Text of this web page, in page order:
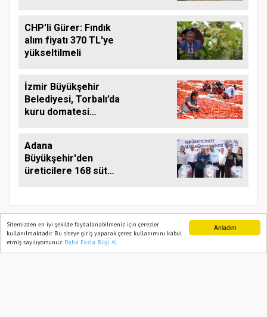
Anladım
Sitemizden en iyi şekilde faydalanabilmeniz için çerezler
kullanılmaktadır. Bu siteye giriş yaparak çerez kullanımını kabul
etmiş sayılıyorsunuz. Daha Fazla Bilgi Al
CHP'li Gürer: Fındık
alım fiyatı 370 TL'ye
yükseltilmeli
İzmir Büyükşehir
Belediyesi, Torbalı’da
kuru domatesi
Adana
Büyükşehir'den
üreticilere 168 süt
TARIM PUSULASI
Ana Sayfa Web TV